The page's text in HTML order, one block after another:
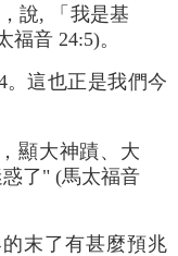
說, 「我是基
音 24:5)。
。這也正是我們今
顯大神蹟、大
了" (馬太福音
末了有甚麼預兆